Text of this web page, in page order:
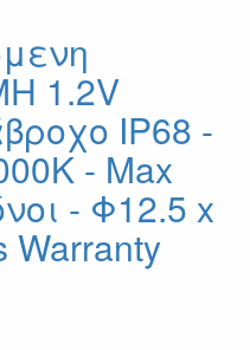
1.2V
IP68 -
- Max
- Φ12.5 x
Warranty